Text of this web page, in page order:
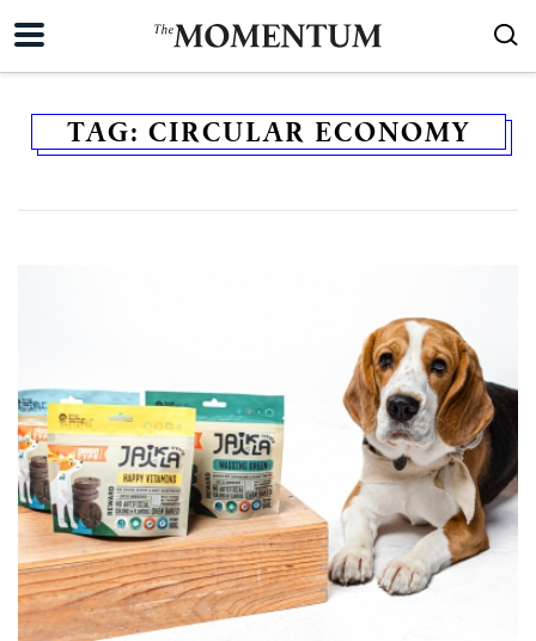
TAG: CIRCULAR ECONOMY